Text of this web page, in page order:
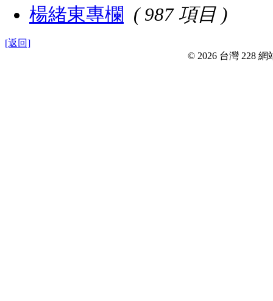
楊緒東專欄 ( 987 項目 )
[返回]
© 2026 台灣 228 網